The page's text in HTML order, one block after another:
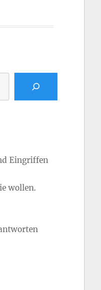
Eingriffen
wollen.